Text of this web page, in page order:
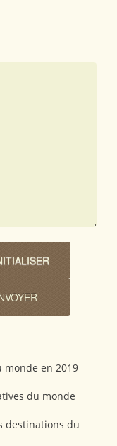
monde en 2019
du monde
destinations du